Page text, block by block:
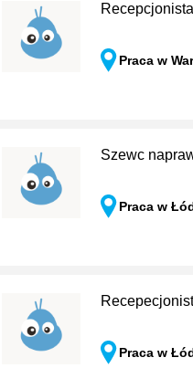
Praca w
Szewc
Praca w
Praca w